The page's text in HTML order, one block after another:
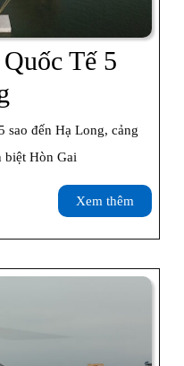
Tế 5
Tàu
Du
Quốc
5
sao đến Hạ Long, cảng
biệt Hòn Gai
Xem thêm
thêm